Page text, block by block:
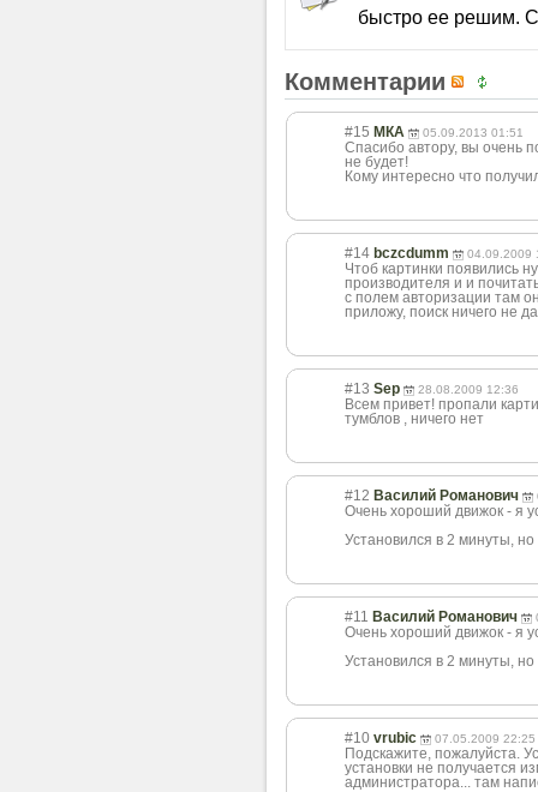
быстро ее решим.
Комментарии
#15 МКА 05.09.2013 01:51
Спасибо автору, вы очень
не будет!
Кому интересно что
#14 bczcdumm 04.09.2009
Чтоб картинки появились
производителя и и
с полем авторизации там
приложу, поиск ничего не
#13 Sep 28.08.2009 12:36
Всем привет! пропали
тумблов , ничего нет
#12 Василий Романович
Очень хороший движок - я
Установился в 2 минуты,
#11 Василий Романович
Очень хороший движок - я
Установился в 2 минуты,
#10 vrubic 07.05.2009 22:25
Подскажите, пожалуйста.
установки не получается
администратора... там